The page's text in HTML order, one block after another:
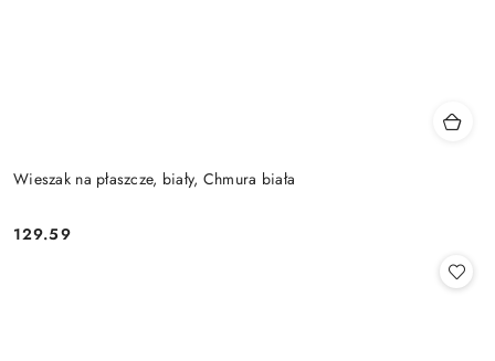
Wieszak na płaszcze, biały, Chmura biała
Cena:
129.59